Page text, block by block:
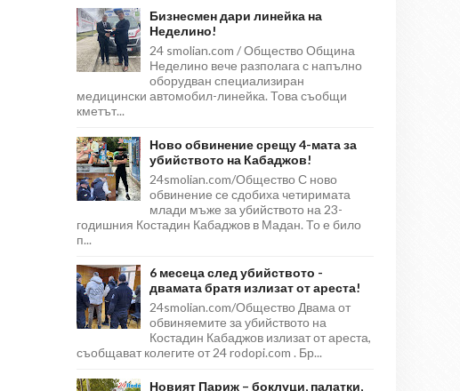
Бизнесмен дари линейка на
Неделино!
24 smolian.com / Общество Община
Неделино вече разполага с напълно
оборудван специализиран
медицински автомобил-линейка. Това съобщи
кметът...
Ново обвинение срещу 4-мата за
убийството на Кабаджов!
24smolian.com/Общество С ново
обвинение се сдобиха четиримата
млади мъже за убийството на 23-
годишния Костадин Кабаджов в Мадан. То е било
п...
6 месеца след убийството -
двамата братя излизат от ареста!
24smolian.com/Общество Двама от
обвиняемите за убийството на
Костадин Кабаджов излизат от ареста,
съобщават колегите от 24 rodopi.com . Бр...
Новият Париж – боклуци, палатки,